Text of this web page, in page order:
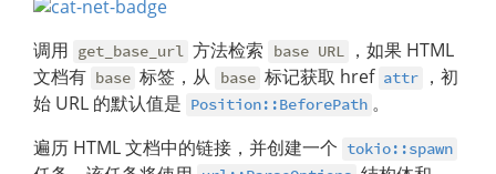
调用 get_base_url 方法检索 base URL
，如果 HTML
文档有 base 标签，从 base 标记获取 href attr
，初
始 URL 的默认值是 Position::BeforePath 。
遍历 HTML 文档中的链接，并创建一个 tokio::spawn